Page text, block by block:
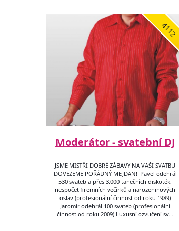
4112
Moderátor - svatební DJ
JSME MISTŘI DOBRÉ ZÁBAVY NA VAŠI SVATBU
DOVEZEME POŘÁDNÝ MEJDAN! Pavel odehrál
530 svateb a přes 3.000 tanečních diskoték,
nespočet firemních večírků a narozeninových
oslav (profesionální činnost od roku 1989)
Jaromír odehrál 100 svateb (profesionální
činnost od roku 2009) Luxusní ozvučení sv…